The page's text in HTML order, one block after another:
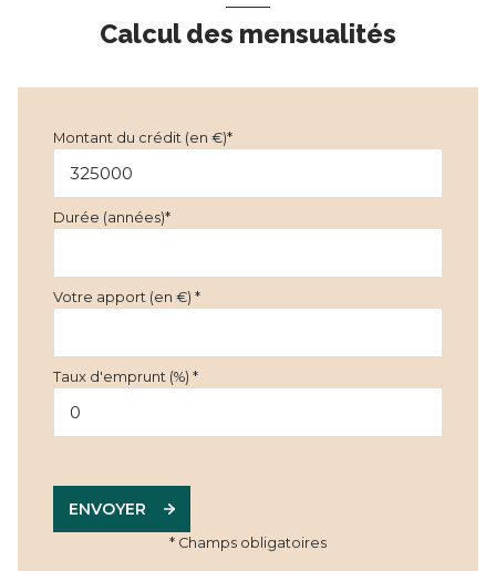
Calcul des mensualités
Montant du crédit (en €)*
Durée (années)*
Votre apport (en €) *
Taux d'emprunt (%) *
ENVOYER
* Champs obligatoires